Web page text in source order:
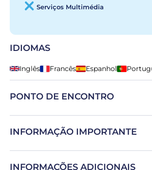
Serviços Multimédia
IDIOMAS
Inglês Francês Espanhol
PONTO DE ENCONTRO
Aeródromo de Évora Estr. de Viana,
Portugal
INFORMAÇÃO IMPORTANTE
A hora indicada na sua reserva não é a
INFORMAÇÕES ADICIONAIS